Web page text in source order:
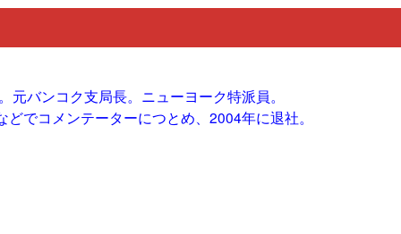
バンコク支局長。ニューヨーク特派員。
でコメンテーターにつとめ、2004年に退社。